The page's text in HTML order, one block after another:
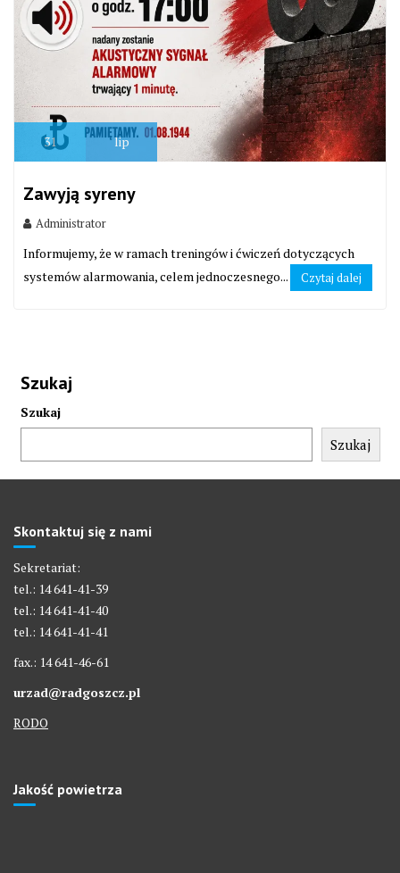
31 lip
Zawyją syreny
Administrator
Informujemy, że w ramach treningów i ćwiczeń dotyczących
systemów alarmowania, celem jednoczesnego...
Czytaj dalej
Szukaj
Szukaj
Szukaj
Skontaktuj się z nami
Sekretariat:
tel.: 14 641-41-39
tel.: 14 641-41-40
tel.: 14 641-41-41
fax.: 14 641-46-61
urzad@radgoszcz.pl
RODO
Jakość powietrza